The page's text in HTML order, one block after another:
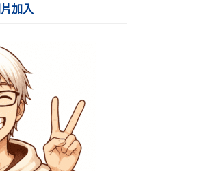
加入